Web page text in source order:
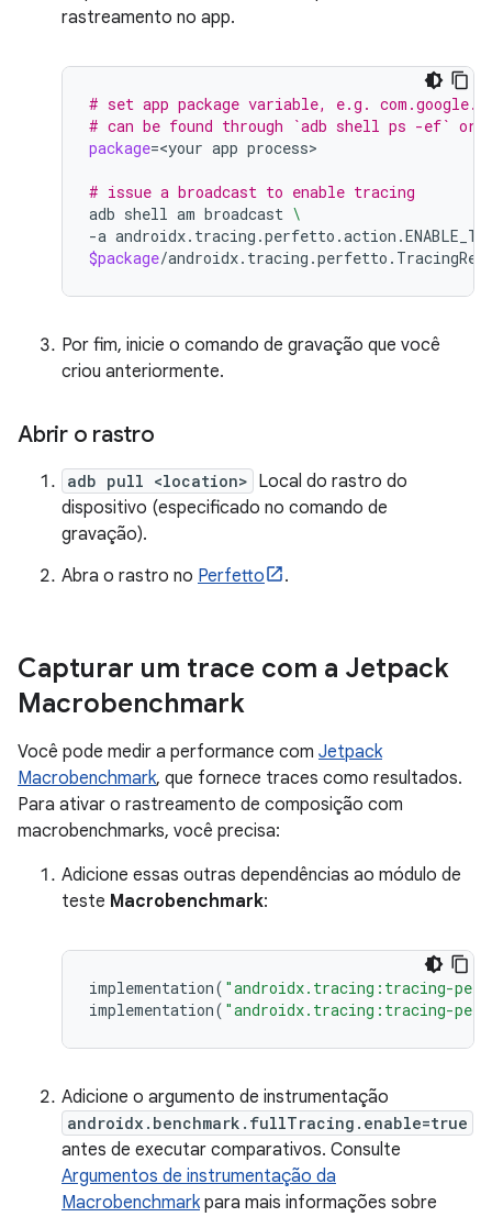
rastreamento no app.
# set app package variable, e.g.
# can be found through `adb shell ps -ef` or
package=<your app process>
# issue a broadcast to enable tracing
adb shell am broadcast \
-a
$package
Por fim, inicie o comando de gravação que você
criou anteriormente.
Abrir o rastro
adb pull <location> Local do rastro do
dispositivo (especificado no comando de
gravação).
Abra o rastro no Perfetto .
Capturar um trace com a Jetpack
Macrobenchmark
Você pode medir a performance com Jetpack
Macrobenchmark, que fornece traces como resultados.
Para ativar o rastreamento de composição com
macrobenchmarks, você precisa:
Adicione essas outras dependências ao módulo de
teste Macrobenchmark:
implementation( "androidx.tracing:tracing-
implementation( "androidx.tracing:tracing-
Adicione o argumento de instrumentação
androidx.benchmark.fullTracing.enable=true
antes de executar comparativos. Consulte
Argumentos de instrumentação da
Macrobenchmarkpara mais informações sobre